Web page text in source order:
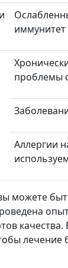
иммунитет
проблемы
Аллергии
можете